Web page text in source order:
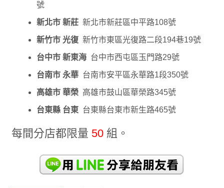
號
新北市 新莊新北市新莊區中平路108號
新竹市 光復新竹市東區光復路二段194巷19號
台中市 新東海台中市西屯區玉門路29號
台南市 永華台南市安平區永華路1段350號
高雄市 華榮高雄市鼓山區華榮路345號
台東縣 台東台東縣台東市新生路465號
每間分店都限量 50組。